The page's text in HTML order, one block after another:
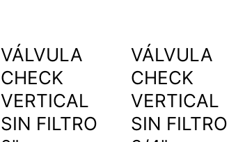
VÁLVULA
CHECK
VERTICAL
SIN FILTRO
VÁLVULA
CHECK
VERTICAL
SIN FILTRO